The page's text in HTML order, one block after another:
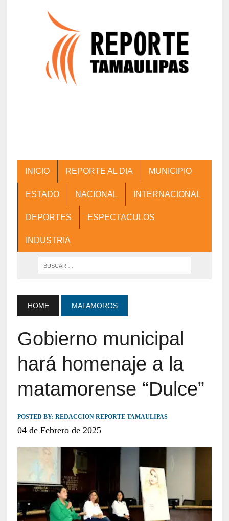
INICIO REPORTE AL DIA MUNICIPIO
ESTADO NACIONAL INTERNACIONAL
DEPORTES ESPECTACULOS
INDUSTRIA
HOME MATAMOROS
Gobierno municipal
hará homenaje a la
matamorense “Dulce”
POSTED BY: REDACCION REPORTE TAMAULIPAS
04 de Febrero de 2025